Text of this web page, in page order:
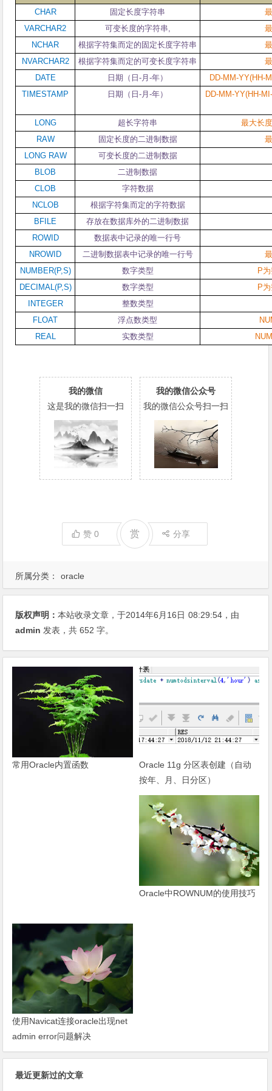
所属分类： oracle
CHAR
固定长度字符串
VARCHAR2
可变长度的字符串,
NCHAR
根据字符集而定的固定长度字符串
NVARCHAR2
根据字符集而定的可变长度字符串
DATE
日期（日-月-年）
DD-MM-YY(HH-
TIMESTAMP
日期（日-月-年） DD-MM-YY(HH-
LONG 超长字符串
最大长度
RAW
固定长度的二进制数据
LONG RAW
可变长度的二进制数据
BLOB
二进制数据
CLOB
字符数据
NCLOB
根据字符集而定的字符数据
BFILE
存放在数据库外的二进制数据
ROWID
数据表中记录的唯一行号
NROWID
二进制数据表中记录的唯一行号
NUMBER(P,S)
数字类型 P
DECIMAL(P,S)
数字类型 P
INTEGER
整数类型
FLOAT
浮点数类型
REAL
实数类型
我的微信
这是我的微信扫一扫
我的微信公众号
我的微信公众号扫一扫
赞0 赏 分享
版权声明：本站收录文章，于2014年6月16日 08:29:54 ，由
admin 发表，共 652 字。
常用Oracle内置函数
Oracle 11g 分区表创建（自动
按年、月、日分区）
Oracle中ROWNUM的使用技巧
使用Navicat连接oracle出现net
admin error问题解决
最近更新过的文章